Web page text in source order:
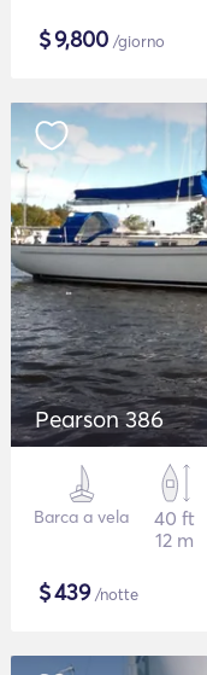
$9,800 /giorno
Pearson 386
Barca a vela
40 ft
12 m
$439/notte